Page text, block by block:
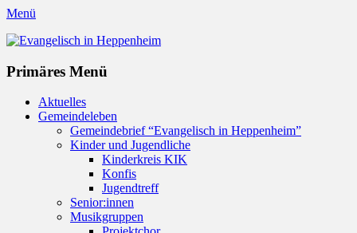
Menü
Evangelisch in Heppenheim
Primäres Menü
Zum
Inhalt
Aktuelles
Gemeindeleben
Gemeindebrief “Evangelisch in Heppenheim”
Kinder und Jugendliche
Kinderkreis KIK
Konfis
Jugendtreff
Senior:innen
Musikgruppen